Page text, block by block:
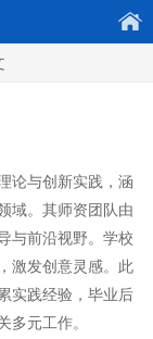
论与创新实践，涵
域。其师资团队由
与前沿视野。学校
激发创意灵感。此
实践经验，毕业后
多元工作。